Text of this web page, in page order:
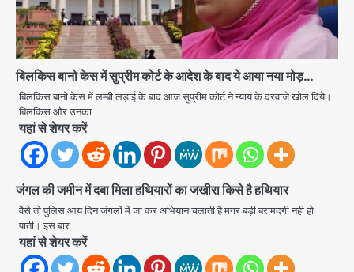
बिलकिस बानो केस में सुप्रीम कोर्ट के आदेश के बाद ये आया नया मोड़…
बिलकिस बानो केस में लम्बी लड़ाई के बाद आज सुप्रीम कोर्ट ने न्याय के दरवाजे खोल दिये।
बिलकिस और उनका…
यहां से शेयर करें
जंगल की जमीन में दबा मिला हथियारों का जखीरा किसे है हथियार
वैसे तो पुलिस आय दिन जंगलों में जा कर अभियान चलाती है मगर बड़ी बरामदगी नही हो
पाती। इस बार…
यहां से शेयर करें
3
Atiq Ahmed : अबान के जनाजे में उमड़ी
भीड़, तोड़ी बैरिकेडिंग; लखनऊ जेल से लखनऊ
पहुंचा उमर
4
मारी टक्कर, 70 वर्षीय राहगीर महिला की मौत
jai hind janab
5
UPI fee dispute: आम लोगों की जेब नहीं,
मर्चेंट्स पर बोझ, पर पर्दे के पीछे ट्रंप का दबाव?